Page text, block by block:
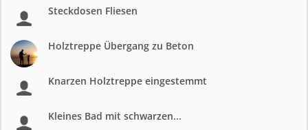
Steckdosen Fliesen
Holztreppe Übergang zu Beton
Knarzen Holztreppe eingestemmt
Kleines Bad mit schwarzen...